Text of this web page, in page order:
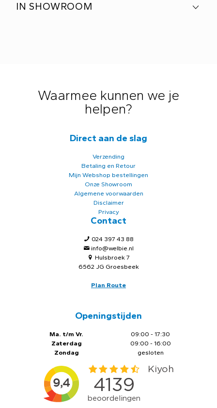
IN SHOWROOM
Waarmee kunnen we je
helpen?
Direct aan de slag
Verzending
Betaling en Retour
Mijn Webshop bestellingen
Onze Showroom
Algemene voorwaarden
Disclaimer
Privacy
Contact
024 397 43 88
info@welbie.nl
Hulsbroek 7
6562 JG Groesbeek
Plan Route
Openingstijden
Ma. t/m Vr.
Zaterdag
Zondag
09:00 - 17:30
09:00 - 16:00
gesloten